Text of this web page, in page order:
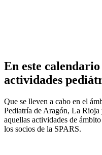
En este
actividades
Que se lleven a cabo en el
Pediatría de Aragón, La
aquellas actividades de
los socios de la SPARS.